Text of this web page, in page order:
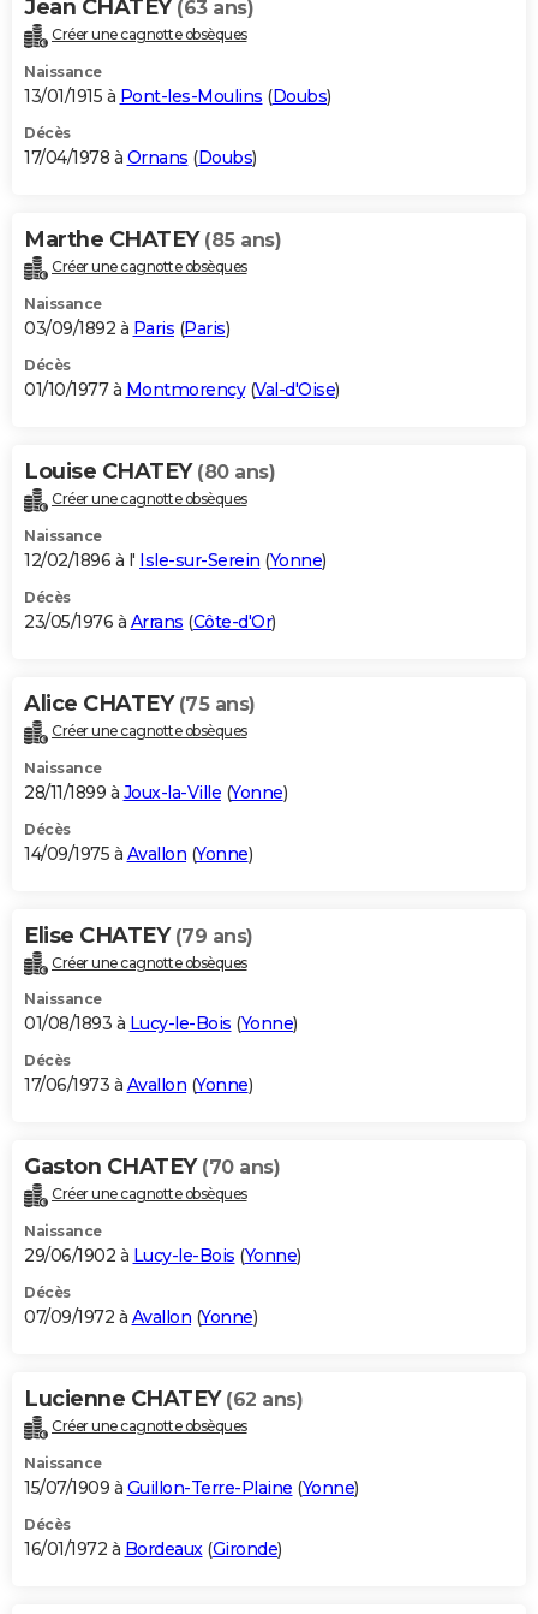
Jean CHATEY (63 ans)
Créer une cagnotte obsèques
Naissance
13/01/1915 à Pont-les-Moulins (Doubs)
Décès
17/04/1978 à Ornans (Doubs)
Marthe CHATEY (85 ans)
Créer une cagnotte obsèques
Naissance
03/09/1892 à Paris (Paris)
Décès
01/10/1977 à Montmorency(Val-d'Oise)
Louise CHATEY (80 ans)
Créer une cagnotte obsèques
Naissance
12/02/1896 à l' Isle-sur-Serein (Yonne)
Décès
23/05/1976 à Arrans (Côte-d'Or)
Alice CHATEY (75 ans)
Créer une cagnotte obsèques
Naissance
28/11/1899 à Joux-la-Ville (Yonne)
Décès
14/09/1975 à Avallon (Yonne)
Elise CHATEY (79 ans)
Créer une cagnotte obsèques
Naissance
01/08/1893 à Lucy-le-Bois (Yonne)
Décès
17/06/1973 à Avallon (Yonne)
Gaston CHATEY (70 ans)
Créer une cagnotte obsèques
Naissance
29/06/1902 à Lucy-le-Bois (Yonne)
Décès
07/09/1972 à Avallon (Yonne)
Lucienne CHATEY (62 ans)
Créer une cagnotte obsèques
Naissance
15/07/1909 à Guillon-Terre-Plaine (Yonne)
Décès
16/01/1972 à Bordeaux(Gironde)